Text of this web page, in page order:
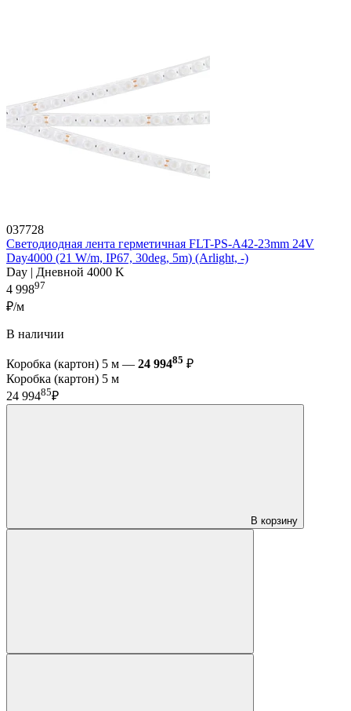
037728
Светодиодная лента герметичная FLT-PS-A42-23mm 24V
Day4000 (21 W/m, IP67, 30deg, 5m) (Arlight, -)
Day | Дневной 4000 K
4 99897
₽/м
В наличии
Коробка (картон) 5 м — 24 99485 ₽
Коробка (картон) 5 м
24 99485₽
В корзину